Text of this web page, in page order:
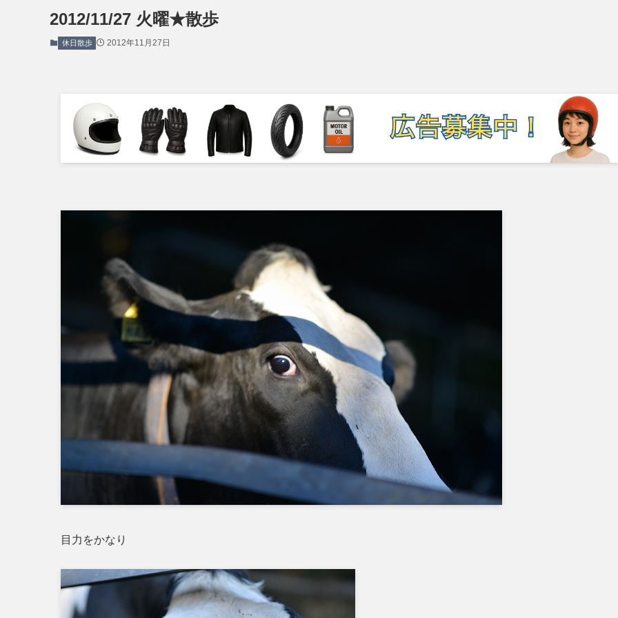
2012/11/27 火曜★散歩
休日散歩 2012年11月27日
目力をかなり